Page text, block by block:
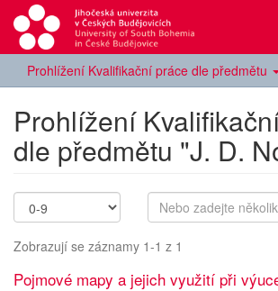
Prohlížení Kvalifikační práce dle předmětu
Prohlížení
dle předmětu "J. D.
Zobrazují se záznamy 1-1 z 1
Pojmové mapy a jejich využití při